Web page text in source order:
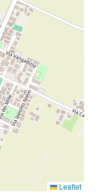
Leaflet